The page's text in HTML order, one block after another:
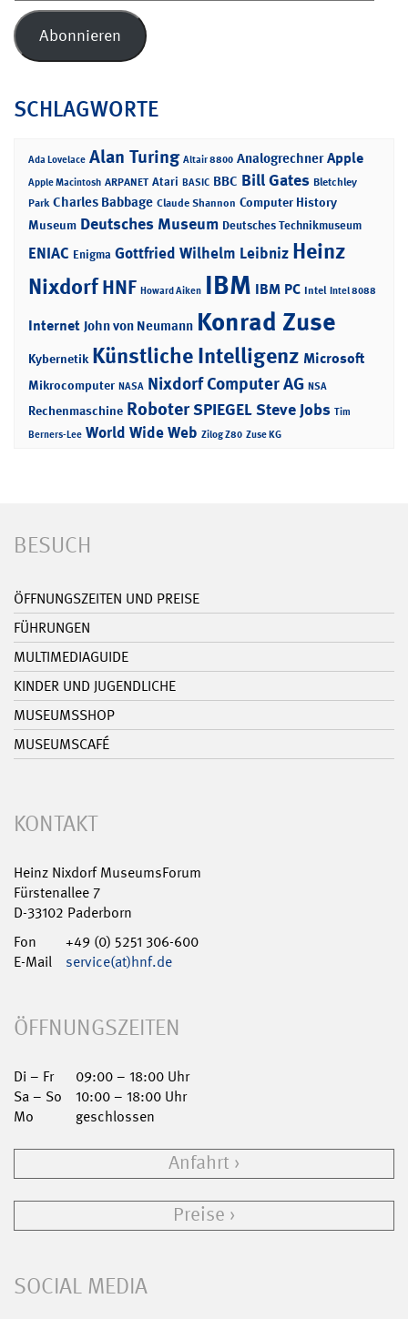
Adresse
Abonnieren
SCHLAGWORTE
Ada Lovelace Alan Turing Altair 8800 Analogrechner Apple
Apple Macintosh ARPANET Atari BASIC BBC Bill Gates Bletchley
Park Charles Babbage Claude Shannon Computer History
Museum Deutsches Museum Deutsches Technikmuseum
ENIAC Enigma Gottfried Wilhelm Leibniz Heinz
NixdorfHNF Howard Aiken IBM IBM PC Intel Intel 8088
Internet John von Neumann Konrad Zuse
Kybernetik Künstliche Intelligenz Microsoft
Mikrocomputer NASA Nixdorf Computer AG NSA
Rechenmaschine RoboterSPIEGELSteve Jobs Tim
Berners-Lee World Wide Web Zilog Z80 Zuse KG
BESUCH
ÖFFNUNGSZEITEN UND PREISE
FÜHRUNGEN
MULTIMEDIAGUIDE
KINDER UND JUGENDLICHE
MUSEUMSSHOP
MUSEUMSCAFÉ
KONTAKT
Heinz Nixdorf MuseumsForum
Fürstenallee 7
D-33102 Paderborn
Fon
+49 (0) 5251 306-600
E-Mail
service(at)hnf.de
ÖFFNUNGSZEITEN
Di – Fr
09:00 – 18:00 Uhr
Sa – So
10:00 – 18:00 Uhr
Mo
geschlossen
Anfahrt
Preise
SOCIAL MEDIA